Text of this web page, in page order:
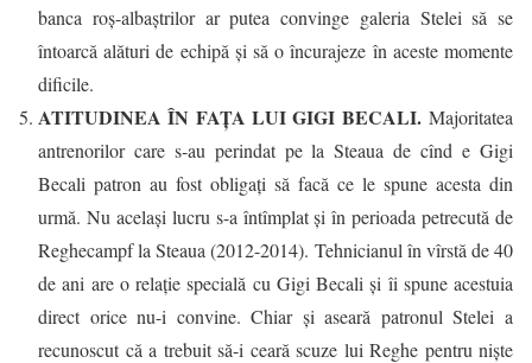
banca roș-albaștrilor ar putea convinge galeria Stelei să se
întoarcă alături de echipă și să o încurajeze în aceste momente
dificile.
ATITUDINEA ÎN FAȚA LUI GIGI BECALI.Majoritatea
antrenorilor care s-au perindat pe la Steaua de cînd e Gigi
Becali patron au fost obligați să facă ce le spune acesta din
urmă. Nu același lucru s-a întîmplat și în perioada petrecută de
Reghecampf la Steaua (2012-2014). Tehnicianul în vîrstă de 40
de ani are o relație specială cu Gigi Becali și îi spune acestuia
direct orice nu-i convine. Chiar și aseară patronul Stelei a
recunoscut că a trebuit să-i ceară scuze lui Reghe pentru niște